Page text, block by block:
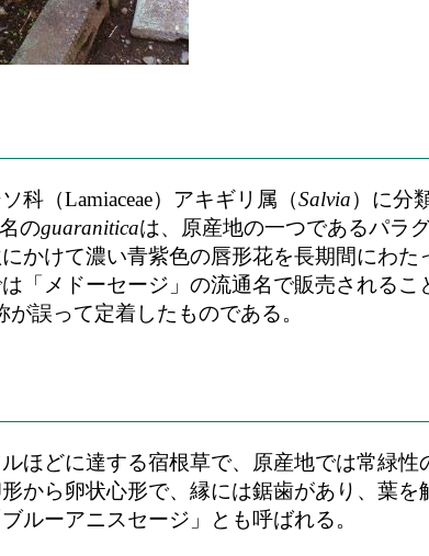
科（Lamiaceae）アキギリ属（Salvia）に分
のguaraniticaは、原産地の一つであるパラ
かけて濃い青紫色の唇形花を長期間にわた
「メドーセージ」の流通名で販売される
が誤って定着したものである。
ほどに達する宿根草で、原産地では常緑性
から卵状心形で、縁には鋸歯があり、葉を
ルーアニスセージ」とも呼ばれる。